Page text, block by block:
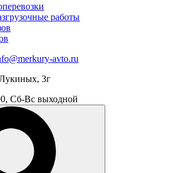
работы
avto.ru
Лукиных, 3г
Сб-Вс выходной